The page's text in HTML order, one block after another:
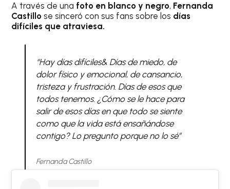
A través de una foto en blanco y negro, Fernanda
Castillo se sinceró con sus fans sobre los días
difíciles que atraviesa.
“Hay días difíciles& Días de miedo, de
dolor físico y emocional, de cansancio,
tristeza y frustración. Días de esos que
todos tenemos. ¿Cómo se le hace para
salir de esos días en que todo se siente
como que la vida está ensañándose
contigo? Lo pregunto porque no lo sé”
Fernanda Castillo